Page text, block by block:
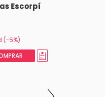
Escorpí
(-5%)